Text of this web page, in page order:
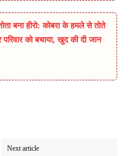
बना हीरो: कोबरा के हमले से तोते
को बचाया, खुद की दी जान
Next article